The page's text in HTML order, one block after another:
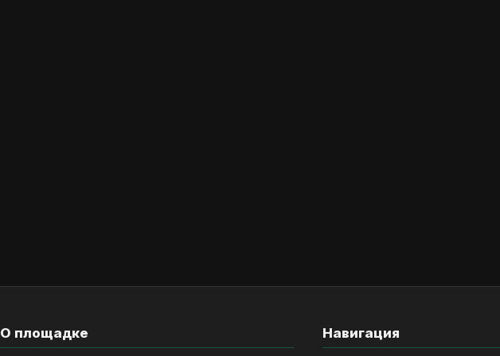
О площадке Навигация